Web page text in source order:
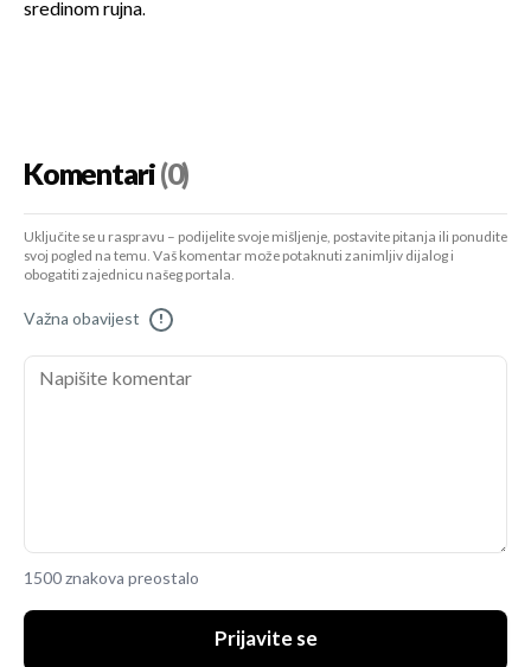
sredinom rujna.
Komentari(0)
Uključite se u raspravu – podijelite svoje mišljenje, postavite pitanja ili ponudite
svoj pogled na temu. Vaš komentar može potaknuti zanimljiv dijalog i
obogatiti zajednicu našeg portala.
Važna obavijest !
1500 znakova preostalo
Prijavite se